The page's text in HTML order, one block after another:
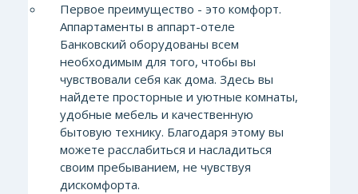
Первое преимущество - это комфорт.
Аппартаменты в аппарт-отеле
Банковский оборудованы всем
необходимым для того, чтобы вы
чувствовали себя как дома. Здесь вы
найдете просторные и уютные комнаты,
удобные мебель и качественную
бытовую технику. Благодаря этому вы
можете расслабиться и насладиться
своим пребыванием, не чувствуя
дискомфорта.